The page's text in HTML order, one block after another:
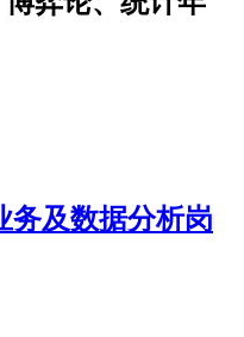
务及数据分析岗